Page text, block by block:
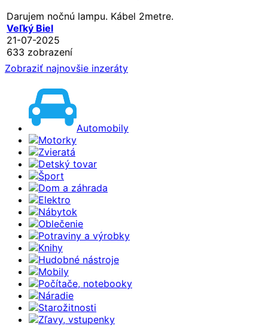
Darujem nočnú lampu. Kábel 2metre.
Veľký Biel
21-07-2025
633 zobrazení
Zobraziť najnovšie inzeráty
Automobily
Motorky
Zvieratá
Detský tovar
Šport
Dom a záhrada
Elektro
Nábytok
Oblečenie
Potraviny a výrobky
Knihy
Hudobné nástroje
Mobily
Počítače, notebooky
Náradie
Starožitnosti
Zľavy, vstupenky